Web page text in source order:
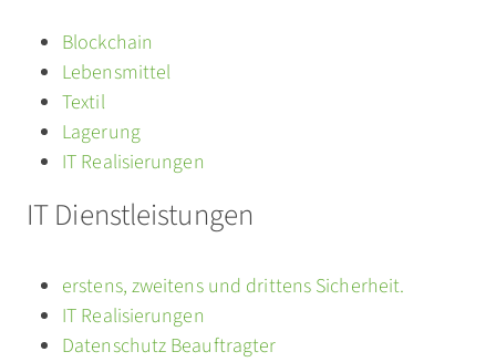
Blockchain
Lebensmittel
Textil
Lagerung
IT Realisierungen
IT Dienstleistungen
erstens, zweitens und drittens Sicherheit.
IT Realisierungen
Datenschutz Beauftragter